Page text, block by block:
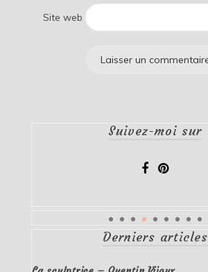
Site web
Suivez-moi sur
Derniers articles